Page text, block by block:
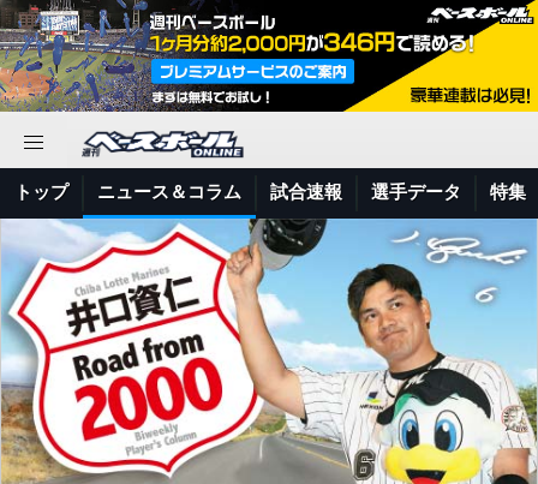
トップ ニュース＆コラム 試合速報 選手データ 特集